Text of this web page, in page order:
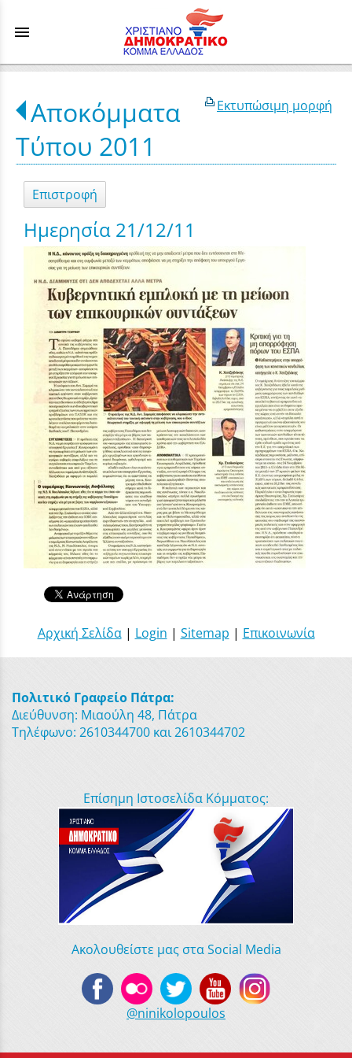
menu
Εκτυπώσιμη μορφή
Αποκόμματα
Τύπου 2011
Επιστροφή
Ημερησία 21/12/11
Αρχική Σελίδα| Login | Sitemap | Επικοινωνία
Πολιτικό Γραφείο Πάτρα:
Διεύθυνση: Μιαούλη 48, Πάτρα
Τηλέφωνο: 2610344700 και 2610344702
Επίσημη Ιστοσελίδα Κόμματος:
Ακολουθείστε μας στα Social Media
@ninikolopoulos